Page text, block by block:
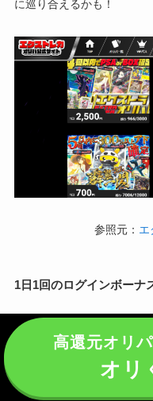
に巡り合えるかも！
参照元： エ
1日1回のログインボーナ
1日1回ログインすると必ず
こちらはハズレでも必ず
オリパ！おひとり様
高還元オリ
オリ